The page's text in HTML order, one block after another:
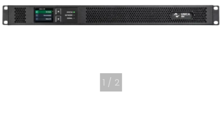
1 / 2